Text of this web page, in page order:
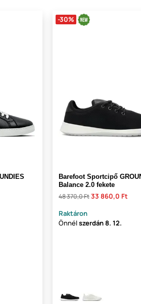
-30%
Barefoot Sportcipő
Balance 2.0 fekete
48 370,0 Ft33 860,0 Ft
Raktáron
Önnélszerdán8. 12.